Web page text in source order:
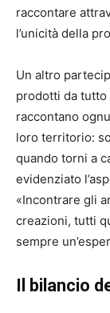
raccontare
l’unicità della
Un altro
prodotti da
raccontano
loro territorio:
quando torni a
evidenziato
«Incontrare gli
creazioni, tutti
sempre
Il bilancio